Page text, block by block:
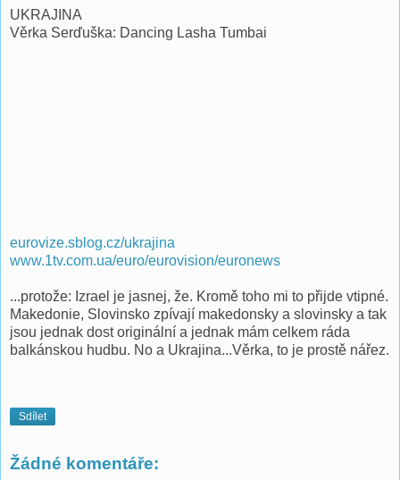
UKRAJINA
Věrka Serďuška: Dancing Lasha Tumbai
eurovize.sblog.cz/ukrajina
www.1tv.com.ua/euro/eurovision/euronews
...protože: Izrael je jasnej, že. Kromě toho mi to přijde vtipné.
Makedonie, Slovinsko zpívají makedonsky a slovinsky a tak
jsou jednak dost originální a jednak mám celkem ráda
balkánskou hudbu. No a Ukrajina...Věrka, to je prostě nářez.
Sdílet
Žádné komentáře: